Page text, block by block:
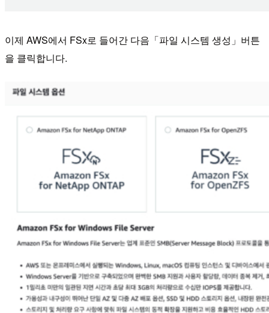
이제 AWS에서 FSx로 들어간 다음「파일 시스템 생성」버튼
을 클릭합니다.